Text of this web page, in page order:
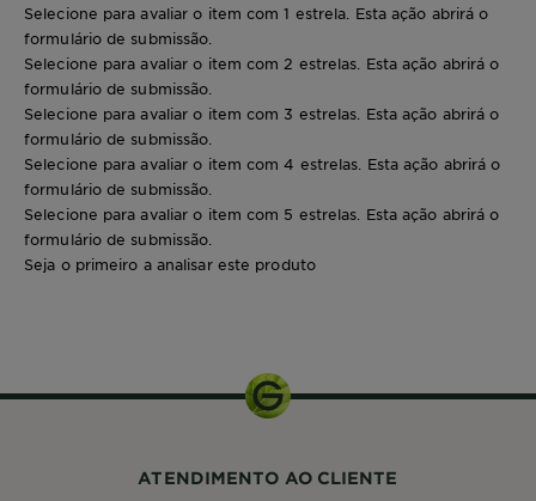
Selecione para avaliar o item com 1 estrela. Esta ação abrirá o
formulário de submissão.
Selecione para avaliar o item com 2 estrelas. Esta ação abrirá o
formulário de submissão.
Selecione para avaliar o item com 3 estrelas. Esta ação abrirá o
formulário de submissão.
Selecione para avaliar o item com 4 estrelas. Esta ação abrirá o
formulário de submissão.
Selecione para avaliar o item com 5 estrelas. Esta ação abrirá o
formulário de submissão.
Seja o primeiro a analisar este produto
ATENDIMENTO AO CLIENTE